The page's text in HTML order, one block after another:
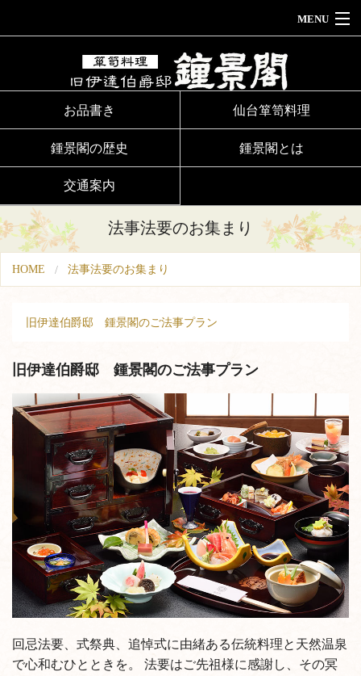
MENU
お品書き
鍾景閣ウェディング
法事法要のお集まり
鍾景閣とは
鍾景閣の歴史
お品書き 仙台箪笥料理
鍾景閣の歴史 鍾景閣とは
交通案内
法事法要のお集まり
HOME 法事法要のお集まり
旧伊達伯爵邸 鍾景閣のご法事プラン
旧伊達伯爵邸 鍾景閣のご法事プラン
回忌法要、式祭典、追悼式に由緒ある伝統料理と天然温泉
で心和むひとときを。
法要はご先祖様に感謝し、その冥